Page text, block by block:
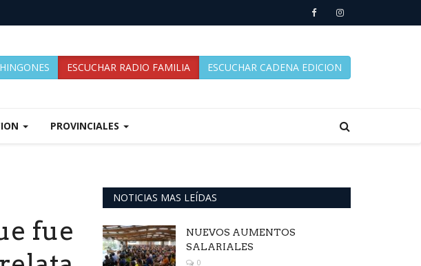
ESCUCHAR RADIO FAMILIA ESCUCHAR CADENA EDICION
PROVINCIALES
fue
NOTICIAS MAS LEÍDAS
NUEVOS AUMENTOS
SALARIALES
0